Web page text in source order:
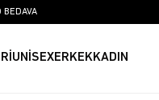
UNİSEXERKEKKADIN